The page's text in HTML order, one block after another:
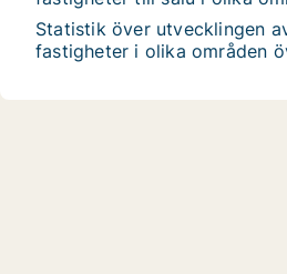
Statistik över utvecklingen
fastigheter i olika områden